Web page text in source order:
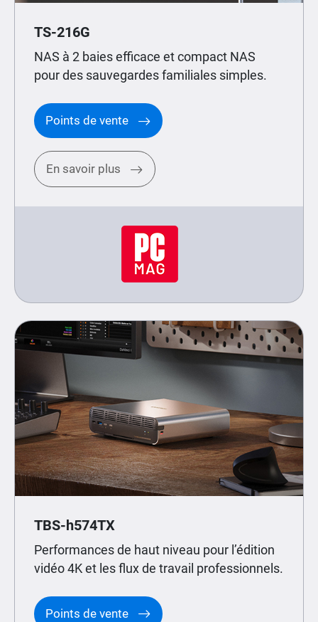
TS-216G
NAS à 2 baies efficace et compact NAS
pour des sauvegardes familiales simples.
Points de vente
En savoir plus
TBS-h574TX
Performances de haut niveau pour l’édition
vidéo 4K et les flux de travail professionnels.
Points de vente